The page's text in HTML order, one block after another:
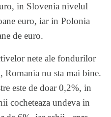
in Slovenia nivelul
euro, iar in Polonia
de euro.
nete ale fondurilor
Romania nu sta mai bine.
este de doar 0,2%, in
cocheteaza undeva in